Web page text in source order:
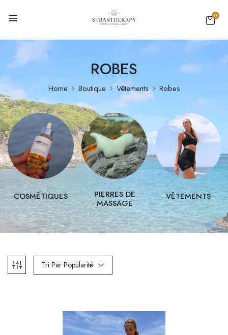
0
ROBES
Home Boutique Vêtements Robes
COSMÉTIQUES
PIERRES DE
MASSAGE
VÊTEMENTS
Tri Par Popularité